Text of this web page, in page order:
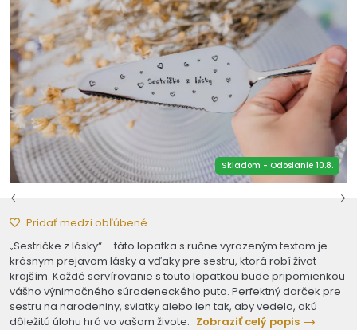
Skladom - Odoslanie 10.8.
Pridať medzi obľúbené
„Sestričke z lásky“ – táto lopatka s ručne vyrazeným textom je
krásnym prejavom lásky a vďaky pre sestru, ktorá robí život
krajším. Každé servírovanie s touto lopatkou bude pripomienkou
vášho výnimočného súrodeneckého puta. Perfektný darček pre
sestru na narodeniny, sviatky alebo len tak, aby vedela, akú
dôležitú úlohu hrá vo vašom živote. Zobraziť celý popis